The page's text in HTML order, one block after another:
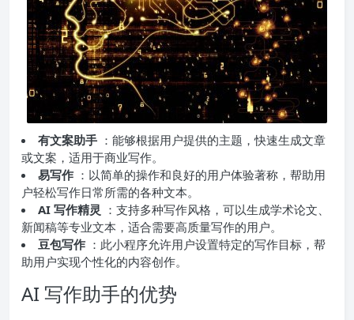
有文案助手 ：能够根据用户提供的主题，快速生成文章
或文案，适用于商业写作。
易写作 ：以简单的操作和良好的用户体验著称，帮助用
户轻松写作日常所需的各种文本。
AI 写作精灵 ：支持多种写作风格，可以生成学术论文、
新闻稿等专业文本，适合需要高质量写作的用户。
豆包写作 ：此小程序允许用户设置特定的写作目标，帮
助用户实现个性化的内容创作。
AI 写作助手的优势